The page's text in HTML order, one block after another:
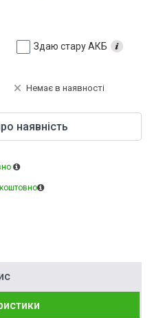
Здаю стару АКБ
Немає в наявності
наявність